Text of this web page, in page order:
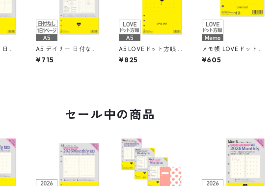
付
A5 デイリー 日付なし
見開き2日 55枚 6穴 シ
ステム手帳リフィル
¥715
A5 LOVEドット方眼 6
丸穴 100枚 システム
手帳リフィル
¥825
メモ帳 LOVEドット方
眼 3丸穴 100枚 シス
テム手帳リフィル
¥605
セール中の商品